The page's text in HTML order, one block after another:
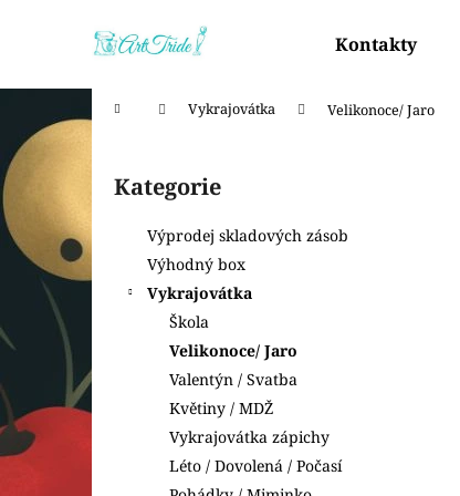
Kontakty
Domů Vykrajovátka Velikonoce/ Jaro
t
r
a
í
p
Přeskočit
kategorie
Kategorie
Výprodej skladových zásob
Výhodný box
Vykrajovátka
Škola
Velikonoce/ Jaro
Valentýn / Svatba
Květiny / MDŽ
Vykrajovátka zápichy
Léto / Dovolená / Počasí
í
Zpět
do
obchodu
Zpět
do
obchodu